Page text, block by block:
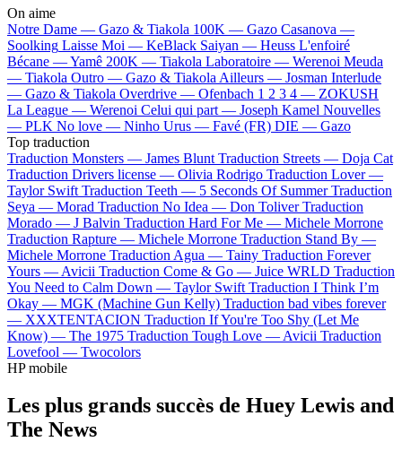
On aime
Notre Dame — Gazo & Tiakola 100K — Gazo Casanova —
Soolking Laisse Moi — KeBlack Saiyan — Heuss L'enfoiré
Bécane —Yamê 200K — Tiakola Laboratoire — Werenoi Meuda
— Tiakola Outro — Gazo & Tiakola Ailleurs — Josman Interlude
— Gazo & Tiakola Overdrive — Ofenbach 1 2 3 4 — ZOKUSH
La League — Werenoi Celui qui part — Joseph Kamel Nouvelles
— PLK No love — Ninho Urus — Favé (FR) DIE — Gazo
Top traduction
Traduction Monsters — James Blunt Traduction Streets — Doja Cat
Traduction Drivers license — Olivia Rodrigo Traduction Lover —
Taylor Swift Traduction Teeth — 5 Seconds Of Summer Traduction
Seya — Morad Traduction No Idea — Don Toliver Traduction
Morado — J Balvin Traduction Hard For Me — Michele Morrone
Traduction Rapture — Michele Morrone Traduction Stand By —
Michele Morrone Traduction Agua — Tainy Traduction Forever
Yours — Avicii Traduction Come & Go — Juice WRLD Traduction
You Need to Calm Down — Taylor Swift Traduction I Think I’m
Okay — MGK (Machine Gun Kelly) Traduction bad vibes forever
— XXXTENTACION Traduction If You're Too Shy (Let Me
Know) — The 1975 Traduction Tough Love — Avicii Traduction
Lovefool — Twocolors
HP mobile
Les plus grands succès de Huey Lewis and
The News